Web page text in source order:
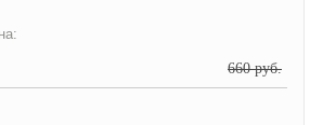
660 руб.